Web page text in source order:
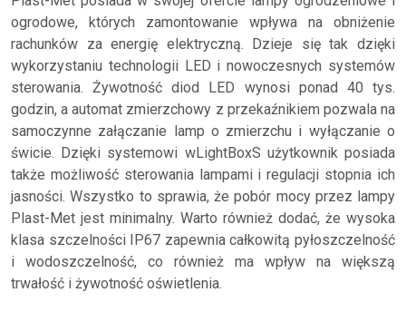
ogrodowe, których zamontowanie wpływa na obniżenie
rachunków za energię elektryczną. Dzieje się tak dzięki
wykorzystaniu technologii LED i nowoczesnych systemów
sterowania. Żywotność diod LED wynosi ponad 40 tys.
godzin, a automat zmierzchowy z przekaźnikiem pozwala na
samoczynne załączanie lamp o zmierzchu i wyłączanie o
świcie. Dzięki systemowi wLightBoxS użytkownik posiada
także możliwość sterowania lampami i regulacji stopnia ich
jasności. Wszystko to sprawia, że pobór mocy przez lampy
Plast-Met jest minimalny. Warto również dodać, że wysoka
klasa szczelności IP67 zapewnia całkowitą pyłoszczelność
i wodoszczelność, co również ma wpływ na większą
trwałość i żywotność oświetlenia.